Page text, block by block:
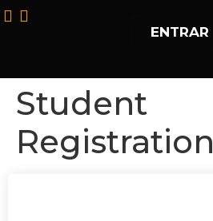
ENTRAR
Student
Registration